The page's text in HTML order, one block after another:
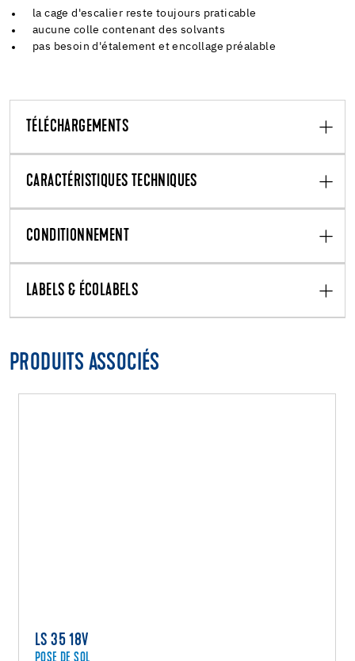
la cage d'escalier reste toujours praticable
aucune colle contenant des solvants
pas besoin d'étalement et encollage préalable
TÉLÉCHARGEMENTS
CARACTÉRISTIQUES TECHNIQUES
CONDITIONNEMENT
LABELS & ÉCOLABELS
PRODUITS ASSOCIÉS
LS 35 18V
POSE DE SOL